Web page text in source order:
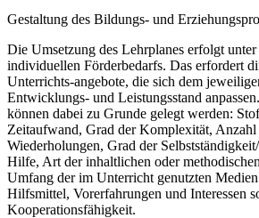
Gestaltung des Bildungs- und
Die Umsetzung des Lehrplanes erfolgt
individuellen Förderbedarfs. Das erfordert
Unterrichts-angebote, die sich dem
Entwicklungs- und Leistungsstand
können dabei zu Grunde gelegt werden:
Zeitaufwand, Grad der Komplexität,
Wiederholungen, Grad der
Hilfe, Art der inhaltlichen oder
Umfang der im Unterricht genutzten
Hilfsmittel, Vorerfahrungen und Interessen
Kooperationsfähigkeit.